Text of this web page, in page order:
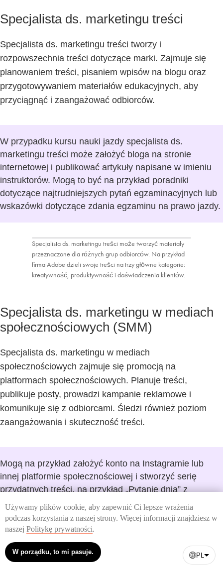
Specjalista ds. marketingu treści
Specjalista ds. marketingu treści tworzy i
rozpowszechnia treści dotyczące marki. Zajmuje się
planowaniem treści, pisaniem wpisów na blogu oraz
przygotowywaniem materiałów edukacyjnych, aby
przyciągnąć i zaangażować odbiorców.
W przypadku kursu nauki jazdy specjalista ds.
marketingu treści może założyć bloga na stronie
internetowej i publikować artykuły napisane w imieniu
instruktorów. Mogą to być na przykład poradniki
dotyczące najtrudniejszych pytań egzaminacyjnych lub
wskazówki dotyczące zdania egzaminu na prawo jazdy.
Specjalista ds. marketingu treści może tworzyć materiały
przeznaczone dla różnych grup odbiorców. Na przykład
firma Adobe dzieli swoje treści na trzy główne kategorie:
kreatywność, produktywność i doświadczenia klientów.
Specjalista ds. marketingu w mediach
społecznościowych (SMM)
Specjalista ds. marketingu w mediach
społecznościowych zajmuje się promocją na
platformach społecznościowych. Planuje treści,
publikuje posty, prowadzi kampanie reklamowe i
komunikuje się z odbiorcami. Śledzi również poziom
zaangażowania i skuteczność treści.
Mogą na przykład założyć konto na Instagramie lub
innej platformie społecznościowej i stworzyć serię
przydatnych treści, na przykład „Pytanie dnia” z
objaśnieniami typowych błędów.
Używamy plików cookie, aby zapewnić Ci lepsze wrażenia
podczas korzystania z naszej strony. Więcej informacji znajdziesz w
naszej Politykę prywatności.
W porządku, to mi pasuje. PL